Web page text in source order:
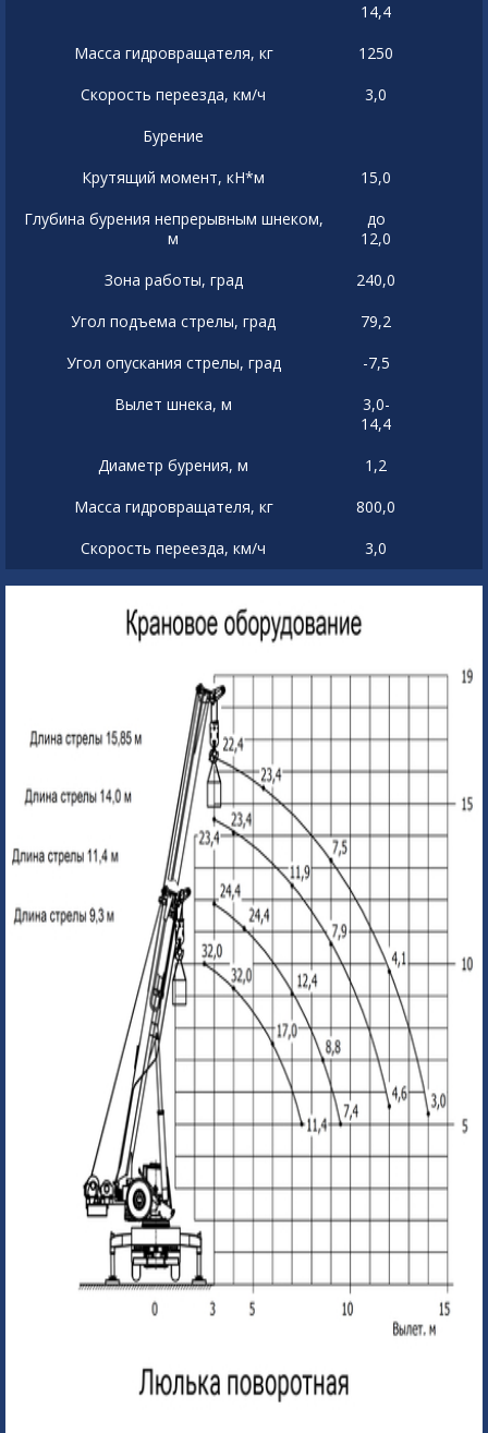
14,4
Масса гидровращателя, кг
1250
Скорость переезда, км/ч
3,0
Бурение
Крутящий момент, кН*м
15,0
Глубина бурения непрерывным шнеком,
м
до
12,0
Зона работы, град
240,0
Угол подъема стрелы, град
79,2
Угол опускания стрелы, град
-7,5
Вылет шнека, м
3,0-
14,4
Диаметр бурения, м
1,2
Масса гидровращателя, кг
800,0
Скорость переезда, км/ч
3,0